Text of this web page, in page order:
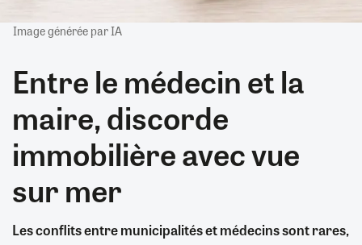
Image générée par IA
Entre le médecin et la
maire, discorde
immobilière avec vue
sur mer
Les conflits entre municipalités et médecins sont rares,